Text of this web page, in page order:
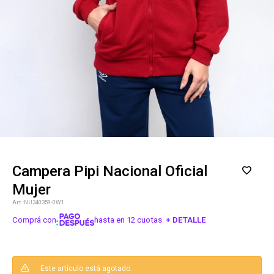
Campera Pipi Nacional Oficial
Mujer
NU340359-0W1
Comprá con hasta en 12 cuotas + DETALLE
Este artículo está agotado.